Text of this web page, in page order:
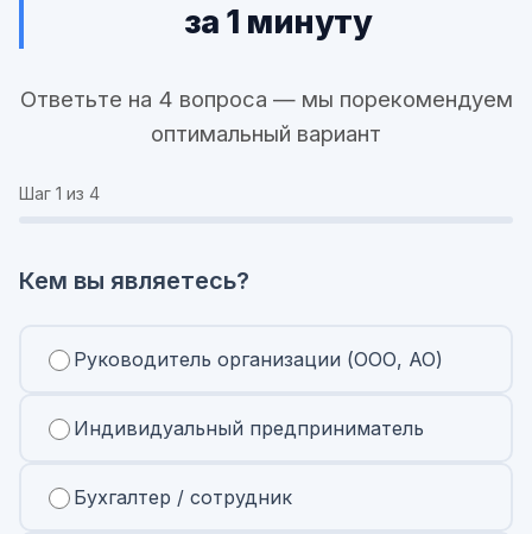
за 1 минуту
Ответьте на 4 вопроса — мы порекомендуем
оптимальный вариант
Шаг 1 из 4
Кем вы являетесь?
Руководитель организации (ООО, АО)
Индивидуальный предприниматель
Бухгалтер / сотрудник